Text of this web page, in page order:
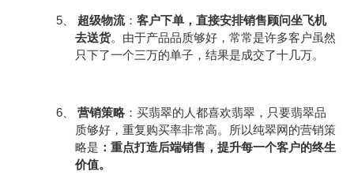
5、 超级物流：客户下单，直接安排销售顾问坐飞机
去送货。由于产品品质够好，常常是许多客户虽然
只下了一个三万的单子，结果是成交了十几万。
6、 营销策略 ：买翡翠的人都喜欢翡翠，只要翡翠品
质够好，重复购买率非常高。所以纯翠网的营销策
略是 ：重点打造后端销售，提升每一个客户的终生
价值。